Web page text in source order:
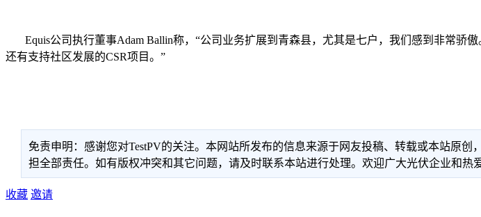
Equis公司执行董事Adam Ballin称，“公司业务扩展到青森县，尤其是七户，我们感到非常骄
还有支持社区发展的CSR项目。”
免责申明：感谢您对TestPV的关注。本网站所发布的信息来源于网友投稿、转载或本站原
担全部责任。如有版权冲突和其它问题，请及时联系本站进行处理。欢迎广大光伏企业和热
收藏 邀请